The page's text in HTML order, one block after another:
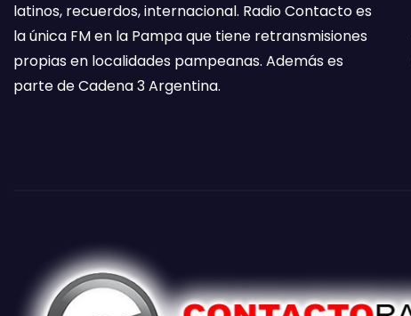
latinos, recuerdos, internacional. Radio Contacto es
la única FM en la Pampa que tiene retransmisiones
propias en localidades pampeanas. Además es
parte de Cadena 3 Argentina.